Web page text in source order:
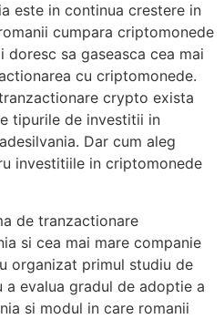
este in continua crestere in
cumpara criptomonede
sa gaseasca cea mai
cu criptomonede.
crypto exista
tipurile de investitii in
Dar cum aleg
investitiile in criptomonede
de tranzactionare
si cea mai mare companie
organizat primul studiu de
evalua gradul de adoptie a
si modul in care romanii